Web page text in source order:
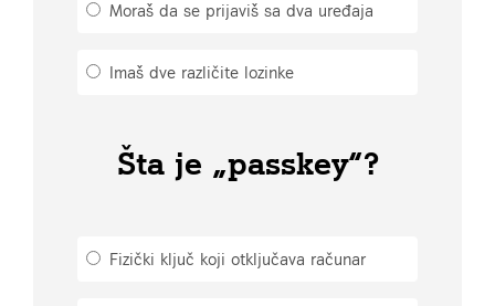
Moraš da se prijaviš sa dva uređaja
Imaš dve različite lozinke
Šta je „passkey“?
Fizički ključ koji otključava računar